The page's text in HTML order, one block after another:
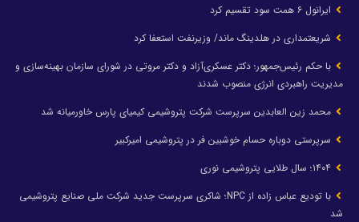
ایرانول ۶ همت سود تقسیم کرد
شریعتمداری در هلدینگ ماند/ وزیرنفت استعفا کرد
با حکم رئیس‌جمهور؛ دکتر عسکری‌آزاد و دکتر مروتی در شورای سازمان بهینه‌سازی و
مدیریت راهبردی انرژی منصوب شدند
محمد زین العابدین سرپرست شرکت پتروشیمی کیمیای پارس خاورمیانه شد
سرپرستی دوباره حسام خوشبین فر در پتروشیمی امیرکبیر
با تودیع عباس زاده از NPC؛ شاکری سرپرست جدید شرکت ملی صنایع پتروشیمی
شد